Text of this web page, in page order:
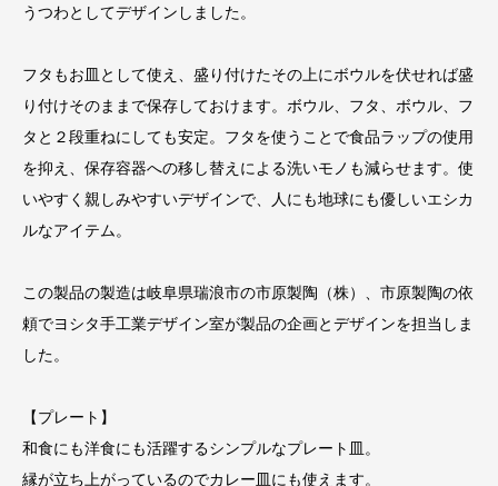
うつわとしてデザインしました。
フタもお皿として使え、盛り付けたその上にボウルを伏せれば盛
り付けそのままで保存しておけます。ボウル、フタ、ボウル、フ
タと２段重ねにしても安定。フタを使うことで食品ラップの使用
を抑え、保存容器への移し替えによる洗いモノも減らせます。使
いやすく親しみやすいデザインで、人にも地球にも優しいエシカ
ルなアイテム。
この製品の製造は岐阜県瑞浪市の市原製陶（株）、市原製陶の依
頼でヨシタ手工業デザイン室が製品の企画とデザインを担当しま
した。
【プレート】
和食にも洋食にも活躍するシンプルなプレート皿。
縁が立ち上がっているのでカレー皿にも使えます。